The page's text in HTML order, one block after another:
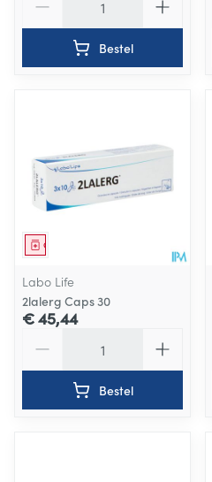
Bestel
Geneesmiddel
Labo Life
2lalerg Caps 30
€ 45,44
Bestel